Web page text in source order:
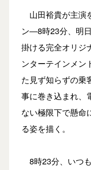
山田裕貴が主演
ン―8時23分、明
掛ける完全オリジ
ンターテインメン
た見ず知らずの乗
事に巻き込まれ、
ない極限下で懸命
る姿を描く。
8時23分、いつ